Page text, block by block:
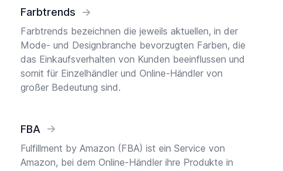
Farbtrends →
Farbtrends bezeichnen die jeweils aktuellen, in der
Mode- und Designbranche bevorzugten Farben, die
das Einkaufsverhalten von Kunden beeinflussen und
somit für Einzelhändler und Online-Händler von
großer Bedeutung sind.
FBA →
Fulfillment by Amazon (FBA) ist ein Service von
Amazon, bei dem Online-Händler ihre Produkte in